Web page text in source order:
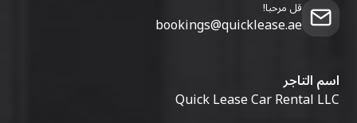
قل مرحبا!
bookings@quicklease.ae
اسم التاجر
Quick Lease Car Rental LLC